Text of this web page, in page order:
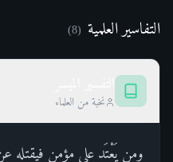
التفاسير العلمية (
8
)
نخبة من العلماء
ومن يَعْتَدِ على مؤمن فيقتله